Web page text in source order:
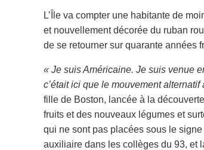
L’Île va compter une habitante de
et nouvellement décorée du ruban
de se retourner sur quarante années
« Je suis Américaine. Je suis venue
c’était ici que le mouvement
fille de Boston, lancée à la
fruits et des nouveaux légumes et
qui ne sont pas placées sous le
auxiliaire dans les collèges du 93, et